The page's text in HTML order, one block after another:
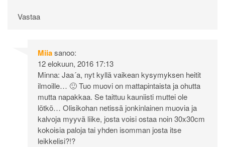
Vastaa
Miiasanoo:
12 elokuun, 2016 17:13
Minna: Jaa´a, nyt kyllä vaikean kysymyksen heitit
ilmoille… 🙂 Tuo muovi on mattapintaista ja ohutta
mutta napakkaa. Se taittuu kauniisti muttei ole
lötkö… Olisikohan netissä jonkinlainen muovia ja
kalvoja myyvä liike, josta voisi ostaa noin 30x30cm
kokoisia paloja tai yhden isomman josta itse
leikkelisi?!?